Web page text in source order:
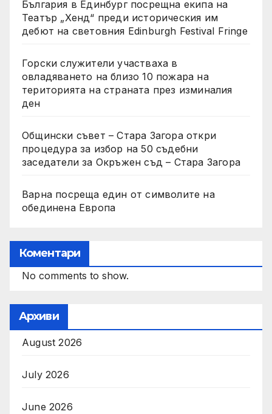
България в Единбург посрещна екипа на
Театър „Хенд“ преди историческия им
дебют на световния Edinburgh Festival Fringe
Горски служители участваха в
овладяването на близо 10 пожара на
територията на страната през изминалия
ден
Общински съвет – Стара Загора откри
процедура за избор на 50 съдебни
заседатели за Окръжен съд – Стара Загора
Варна посреща един от символите на
обединена Европа
Коментари
No comments to show.
Архиви
August 2026
July 2026
June 2026